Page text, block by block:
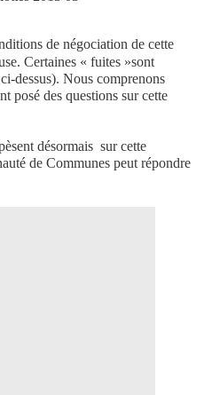
de négociation de cette
Certaines « fuites »sont
dessus). Nous comprenons
posé des questions sur cette
désormais sur cette
de Communes peut répondre